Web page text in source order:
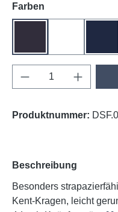
Farben
Produkt Anzahl:
Produktnummer:
Beschreibung
Besonders
Kent-Kragen, leicht